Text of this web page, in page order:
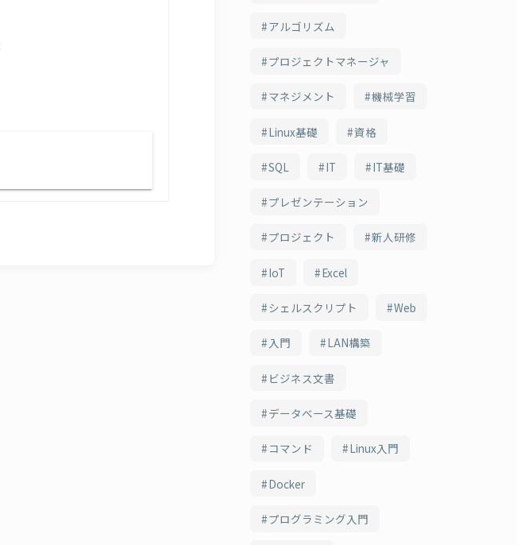
アルゴリズム
プロジェクトマネージャ
マネジメント 機械学習
Linux基礎 資格
SQL IT IT基礎
プレゼンテーション
プロジェクト 新人研修
IoT Excel
シェルスクリプト Web
入門 LAN構築
ビジネス文書
データベース基礎
コマンド Linux入門
Docker
プログラミング入門